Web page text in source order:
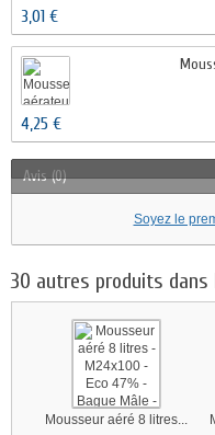
3,01 €
4,25 €
Avis (0)
Soyez le
30 autres produits dans
Mousseur aéré 8 litres...